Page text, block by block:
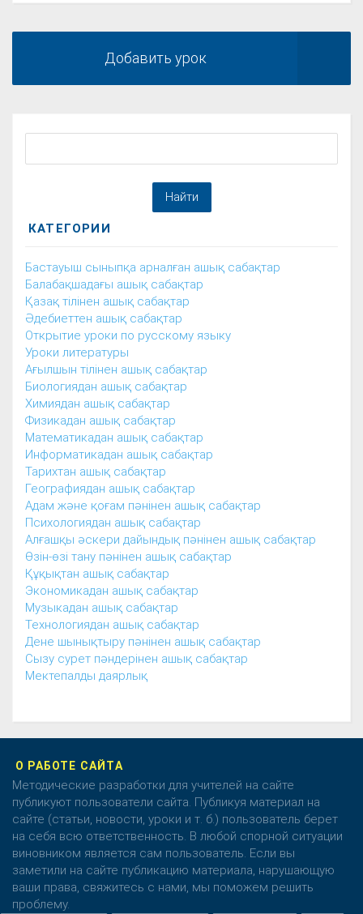
Добавить урок
КАТЕГОРИИ
Бастауыш сыныпқа арналған ашық сабақтар
Балабақшадағы ашық сабақтар
Қазақ тілінен ашық сабақтар
Әдебиеттен ашық сабақтар
Открытие уроки по русскому языку
Уроки литературы
Ағылшын тілінен ашық сабақтар
Биологиядан ашық сабақтар
Химиядан ашық сабақтар
Физикадан ашық сабақтар
Математикадан ашық сабақтар
Информатикадан ашық сабақтар
Тарихтан ашық сабақтар
Географиядан ашық сабақтар
Адам және қоғам пәнінен ашық сабақтар
Психологиядан ашық сабақтар
Алғашқы әскери дайындық пәнінен ашық сабақтар
Өзін-өзі тану пәнінен ашық сабақтар
Құқықтан ашық сабақтар
Экономикадан ашық сабақтар
Музыкадан ашық сабақтар
Технологиядан ашық сабақтар
Дене шынықтыру пәнінен ашық сабақтар
Сызу сурет пәндерінен ашық сабақтар
Мектепалды даярлық
О РАБОТЕ САЙТА
Методические разработки для учителей на сайте
публикуют пользователи сайта. Публикуя материал на
сайте (статьи, новости, уроки и т. б.) пользователь берет
на себя всю ответственность. В любой спорной ситуации
виновником является сам пользователь. Если вы
заметили на сайте публикацию материала, нарушающую
ваши права, свяжитесь с нами, мы поможем решить
проблему.